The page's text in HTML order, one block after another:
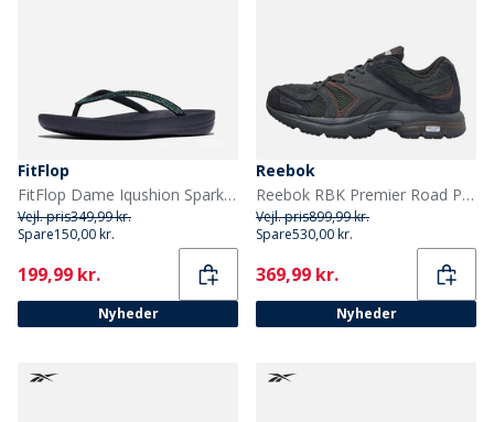
FitFlop
FitFlop Dame Iqushion Sparkle Flip Flops Midnight Navy
Vejl. pris349,99 kr.
Spare150,00 kr.
Current
199,99 kr.
Nyheder
Reebok
Reebok RBK Premier Road Plus VI Træningssko Grå/Grå/Sort
Vejl. pris899,99 kr.
Spare530,00 kr.
Current
369,99 kr.
Nyheder